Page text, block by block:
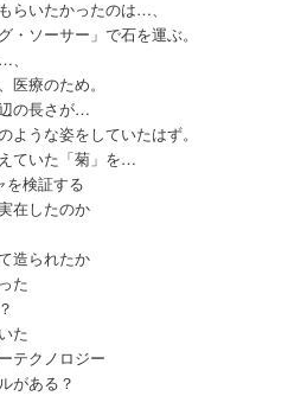
らいたかったのは…、
・ソーサー」で石を運ぶ。
医療のため。
の長さが…
ような姿をしていたはず。
ていた「菊」を…
を検証する
在したのか
造られたか
た
た
テクノロジー
がある？